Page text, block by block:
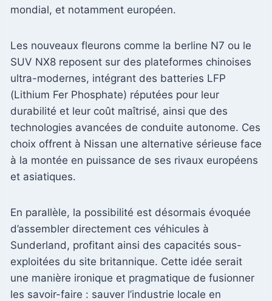
mondial, et notamment européen.
Les nouveaux fleurons comme la berline N7 ou le
SUV NX8 reposent sur des plateformes chinoises
ultra-modernes, intégrant des batteries LFP
(Lithium Fer Phosphate) réputées pour leur
durabilité et leur coût maîtrisé, ainsi que des
technologies avancées de conduite autonome. Ces
choix offrent à Nissan une alternative sérieuse face
à la montée en puissance de ses rivaux européens
et asiatiques.
En parallèle, la possibilité est désormais évoquée
d’assembler directement ces véhicules à
Sunderland, profitant ainsi des capacités sous-
exploitées du site britannique. Cette idée serait
une manière ironique et pragmatique de fusionner
les savoir-faire : sauver l’industrie locale en